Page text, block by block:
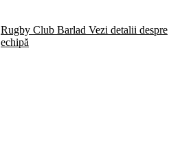
Rugby Club Barlad Vezi detalii despre
echipă